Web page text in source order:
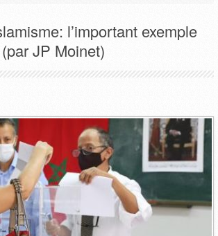
l’important exemple
JP Moinet)